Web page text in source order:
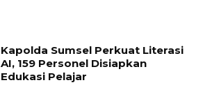
Kapolda Sumsel Perkuat Literasi
AI, 159 Personel Disiapkan
Edukasi Pelajar